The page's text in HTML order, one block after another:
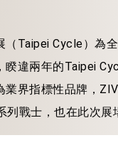
（Taipei Cycle）為
睽違兩年的Taipei
業界指標性品牌，
列戰士，也在此次展